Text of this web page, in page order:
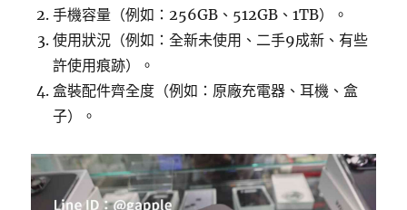
手機容量（例如：256GB、512GB、1TB）。
使用狀況（例如：全新未使用、二手9成新、有些
許使用痕跡）。
盒裝配件齊全度（例如：原廠充電器、耳機、盒
子）。